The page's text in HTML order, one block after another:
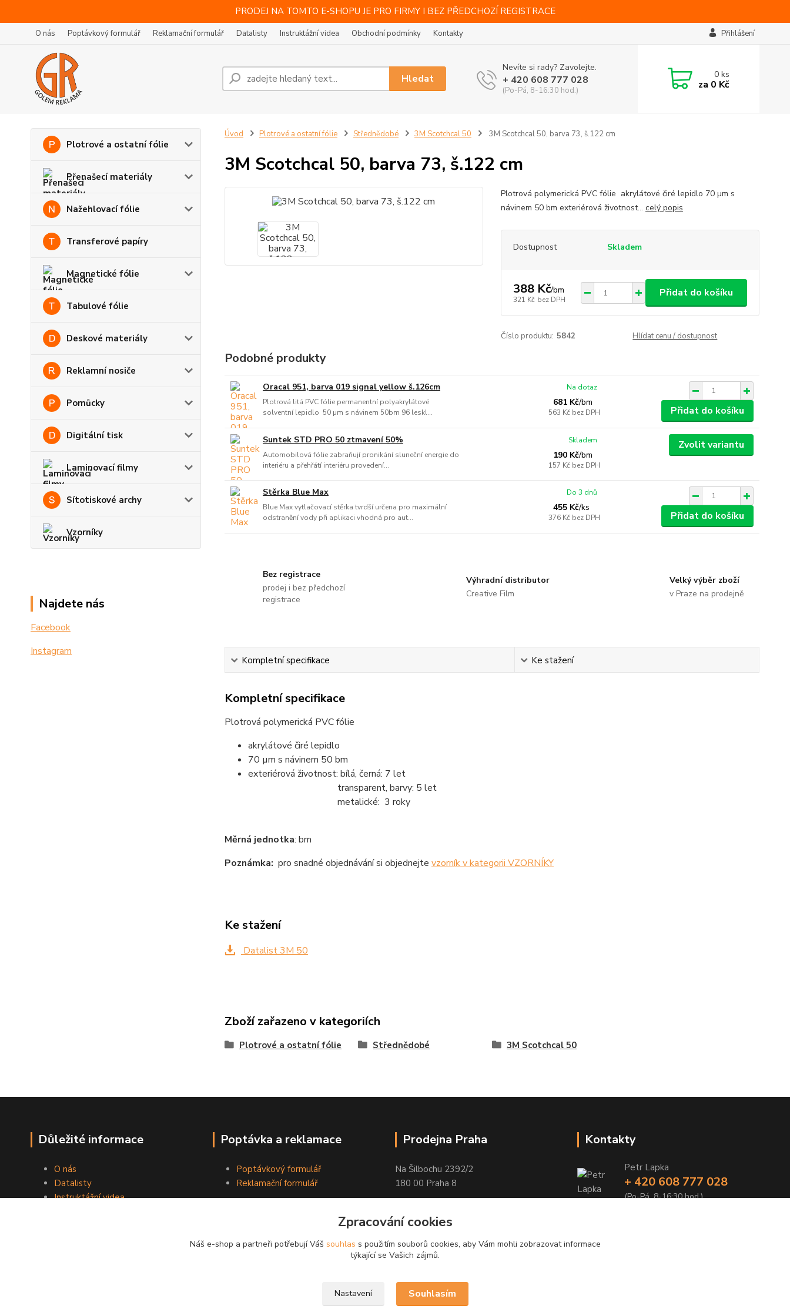
PRODEJ NA TOMTO E-SHOPU JE PRO FIRMY I BEZ PŘEDCHOZÍ REGISTRACE
O nás Poptávkový formulář Reklamační formulář Datalisty Instruktážní videa Obchodní podmínky Kontakty Přihlášení
Hledat
Nevíte si rady? Zavolejte.
+ 420 608 777 028
(Po-Pá, 8-16:30 hod.)
0ks
za 0 Kč
Plotrové a ostatní fólie
Přenašecí materiály
Nažehlovací fólie
Transferové papíry
Magnetické fólie
Tabulové fólie
Deskové materiály
Reklamní nosiče
Pomůcky
Digitální tisk
Laminovací filmy
Sítotiskové archy
Vzorníky
Najdete nás
Facebook
Instagram
Úvod Plotrové a ostatní fólie Střednědobé 3M Scotchcal 50 3M Scotchcal 50, barva 73, š.122 cm
3M Scotchcal 50, barva 73, š.122 cm
Plotrová polymerická PVC fólie akrylátové čiré lepidlo 70 µm s
návinem 50 bm exteriérová životnost... celý popis
Dostupnost Skladem
388 Kč/bm
321 Kč bez DPH
Přidat do košíku
Číslo produktu: 5842 Hlídat cenu / dostupnost
Podobné produkty
Oracal 951, barva 019 signal yellow š.126cm
Plotrová litá PVC fólie permanentní polyakrylátové
solventní lepidlo 50 µm s návinem 50bm 96 leskl...
681 Kč/bm
563 Kč bez DPH
Na dotaz
Přidat do košíku
Suntek STD PRO 50 ztmavení 50%
Automobilová fólie zabraňují pronikání sluneční energie do
interiéru a přehřátí interiéru provedení...
190 Kč/bm
157 Kč bez DPH
Skladem Zvolit variantu
Stěrka Blue Max
Blue Max vytlačovací stěrka tvrdší určena pro maximální
odstranění vody při aplikaci vhodná pro aut...
455 Kč/ks
376 Kč bez DPH
Do 3 dnů
Přidat do košíku
Bez registrace
prodej i bez předchozí
registrace
Výhradní distributor
Creative Film
Velký výběr zboží
v Praze na prodejně
Kompletní specifikace Ke stažení
Kompletní specifikace
Plotrová polymerická PVC fólie
akrylátové čiré lepidlo
70 µm s návinem 50 bm
exteriérová životnost: bílá, černá: 7 let
transparent, barvy: 5 let
metalické: 3 roky
Měrná jednotka: bm
Poznámka: pro snadné objednávání si objednejte vzorník v kategorii VZORNÍKY
Ke stažení
Datalist 3M 50
Zboží zařazeno v kategoriích
Plotrové a ostatní fólie Střednědobé 3M Scotchcal 50
Důležité informace
O nás
Datalisty
Instruktážní videa
Poptávka a reklamace
Poptávkový formulář
Reklamační formulář
Prodejna Praha
Na Šilbochu 2392/2
180 00 Praha 8
Odkaz na Google mapu
Kontakty
Petr Lapka
+ 420 608 777 028
(Po-Pá, 8-16:30 hod.)
Zpracování cookies
Náš e-shop a partneři potřebují Váš souhlas s použitím souborů cookies, aby Vám mohli zobrazovat informace
týkající se Vašich zájmů.
Nastavení Souhlasím